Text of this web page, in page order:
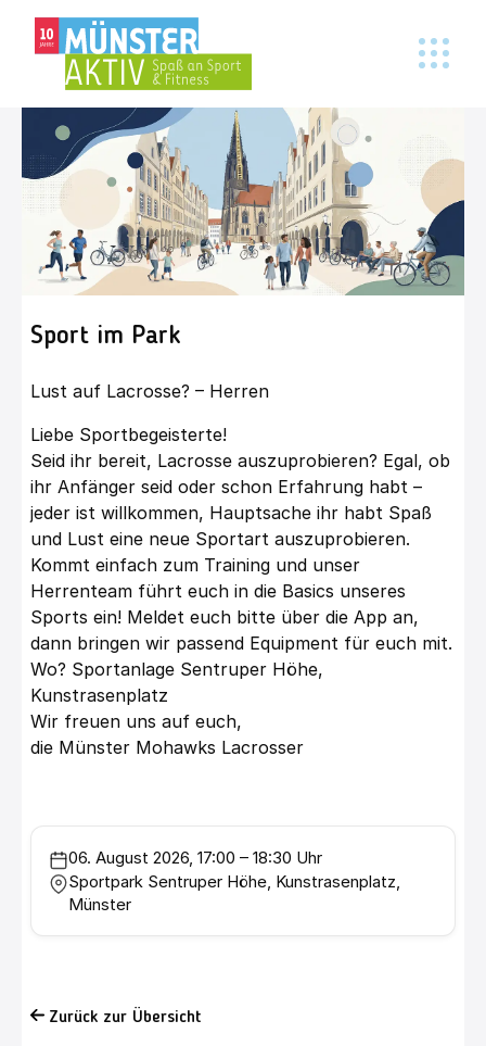
Sport im Park
Lust auf Lacrosse? – Herren
Liebe Sportbegeisterte!
Seid ihr bereit, Lacrosse auszuprobieren? Egal, ob
ihr Anfänger seid oder schon Erfahrung habt –
jeder ist willkommen, Hauptsache ihr habt Spaß
und Lust eine neue Sportart auszuprobieren.
Kommt einfach zum Training und unser
Herrenteam führt euch in die Basics unseres
Sports ein! Meldet euch bitte über die App an,
dann bringen wir passend Equipment für euch mit.
Wo? Sportanlage Sentruper Höhe,
Kunstrasenplatz
Wir freuen uns auf euch,
die Münster Mohawks Lacrosser
06. August 2026, 17:00 – 18:30 Uhr
Sportpark Sentruper Höhe, Kunstrasenplatz,
Münster
Zurück zur Übersicht